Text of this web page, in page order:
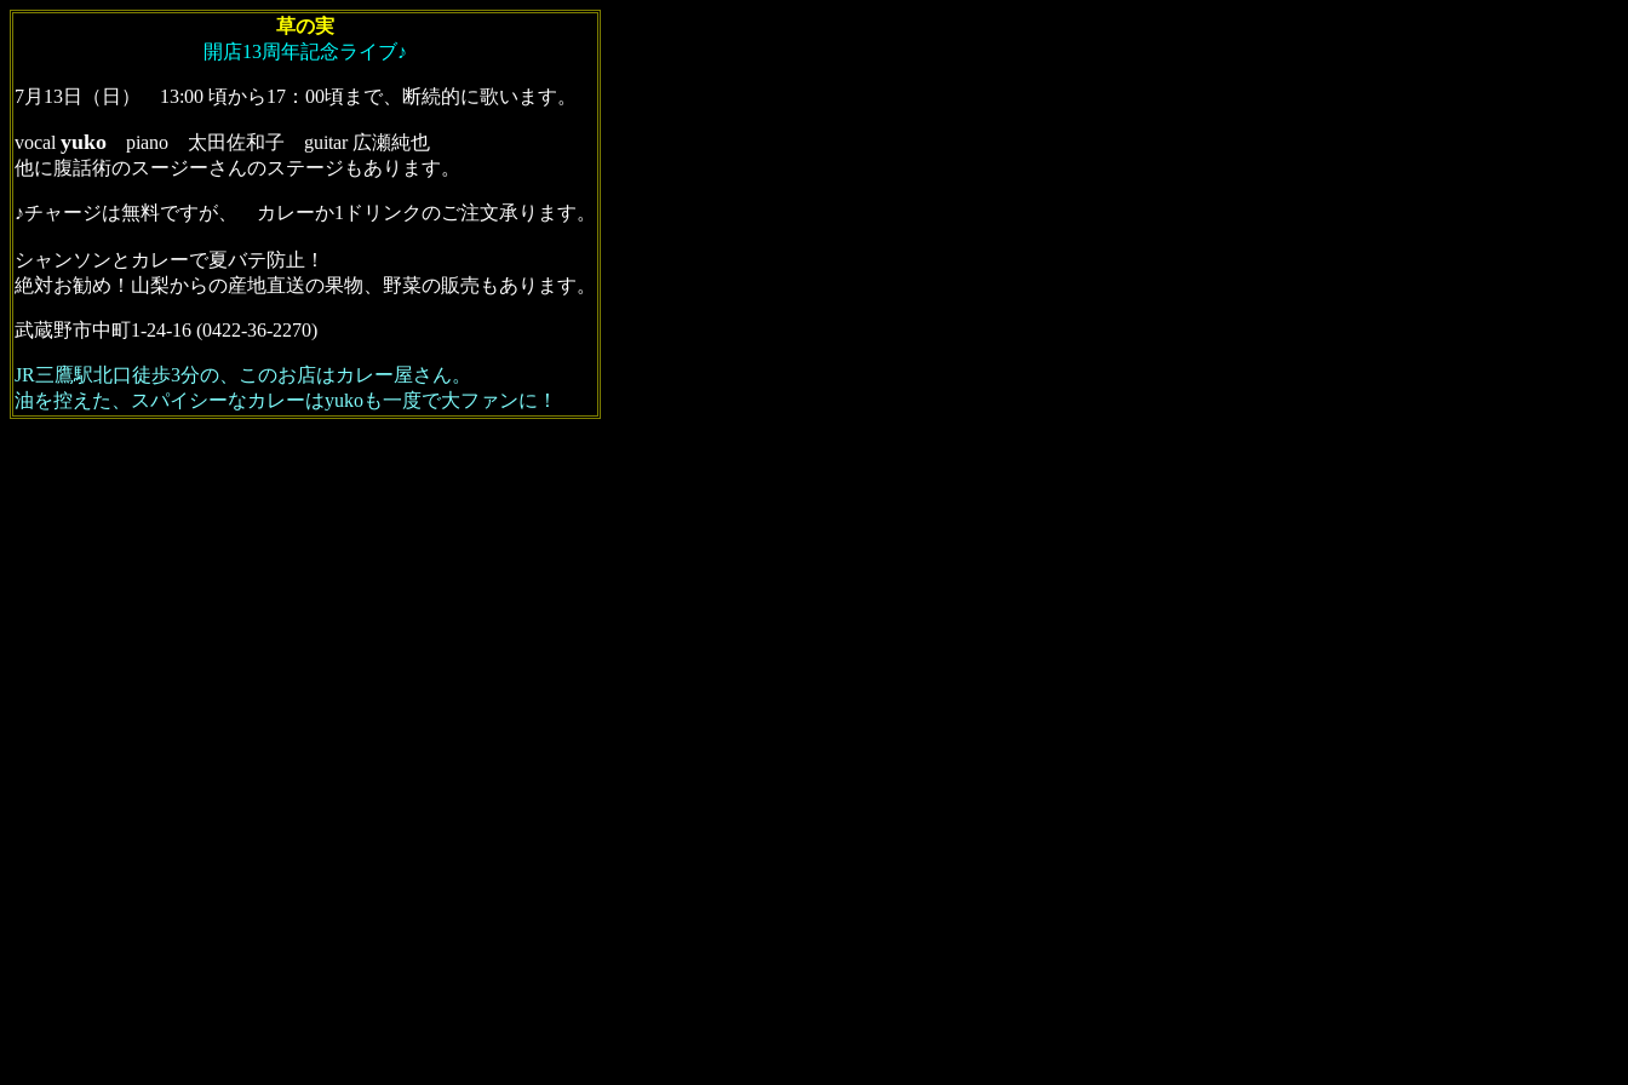
草の実
開店13周年記念ライブ♪
7月13日（日） 13:00 頃から17：00頃まで、断続的に歌います。
vocal yuko piano 太田佐和子 guitar 広瀬純也
他に腹話術のスージーさんのステージもあります。
♪チャージは無料ですが、 カレーか1ドリンクのご注文承ります。
シャンソンとカレーで夏バテ防止！
絶対お勧め！山梨からの産地直送の果物、野菜の販売もあります。
武蔵野市中町1-24-16 (0422-36-2270)
JR三鷹駅北口徒歩3分の、このお店はカレー屋さん。
油を控えた、スパイシーなカレーはyukoも一度で大ファンに！